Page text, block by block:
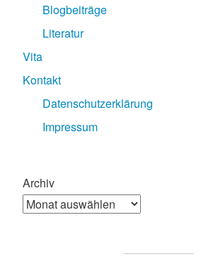
Blogbeiträge
Literatur
Vita
Kontakt
Datenschutzerklärung
Impressum
Archiv